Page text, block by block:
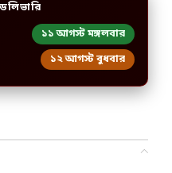
১১ আগস্ট মঙ্গলবার
১২ আগস্ট বুধবার